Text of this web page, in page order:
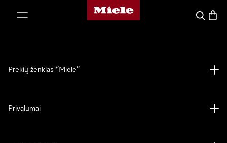
"Miele" pradžios tinklalapis
Paieška
Prekių ženklas “Miele”
Privalumai